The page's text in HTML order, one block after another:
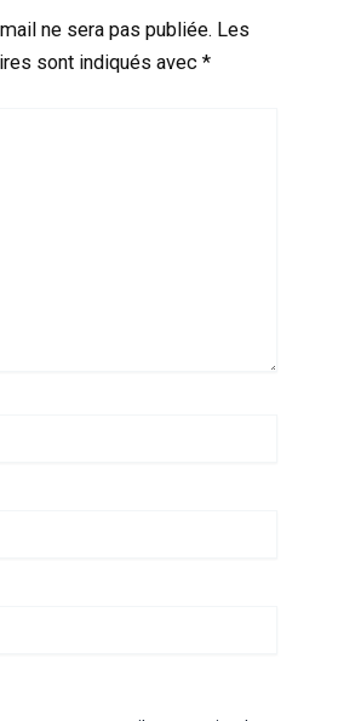
ne sera pas publiée. Les
sont indiqués avec *